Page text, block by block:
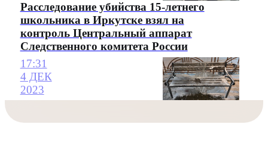
Расследование убийства 15-летнего
школьника в Иркутске взял на
контроль Центральный аппарат
Следственного комитета России
17:31
4 ДЕК
2023